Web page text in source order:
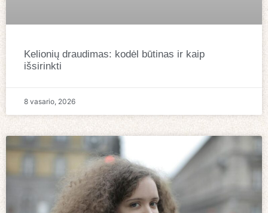
Kelionių draudimas: kodėl būtinas ir kaip
išsirinkti
8 vasario, 2026